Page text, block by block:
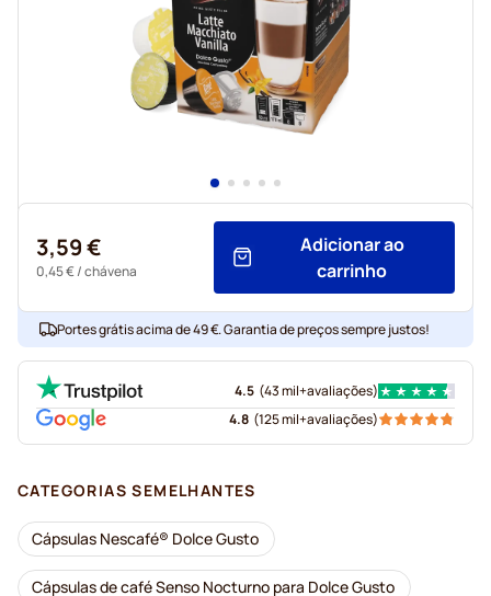
3,59 €
0,45 €/ chávena
Adicionar ao
carrinho
Portes grátis acima de 49 €. Garantia de preços sempre justos!
4.5 (43 mil+avaliações)
4.8 (125 mil+avaliações)
CATEGORIAS SEMELHANTES
Cápsulas Nescafé® Dolce Gusto
Cápsulas de café Senso Nocturno para Dolce Gusto